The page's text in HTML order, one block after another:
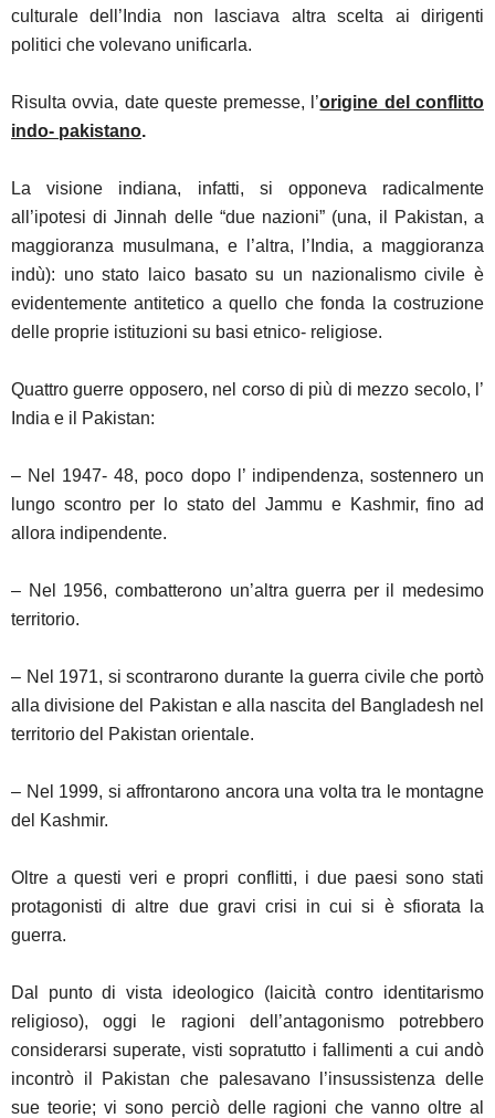
culturale dell’India non lasciava altra scelta ai dirigenti
politici che volevano unificarla.
Risulta ovvia, date queste premesse, l’origine del conflitto
indo- pakistano.
La visione indiana, infatti, si opponeva radicalmente
all’ipotesi di Jinnah delle “due nazioni” (una, il Pakistan, a
maggioranza musulmana, e l’altra, l’India, a maggioranza
indù): uno stato laico basato su un nazionalismo civile è
evidentemente antitetico a quello che fonda la costruzione
delle proprie istituzioni su basi etnico- religiose.
Quattro guerre opposero, nel corso di più di mezzo secolo, l’
India e il Pakistan:
– Nel 1947- 48, poco dopo l’ indipendenza, sostennero un
lungo scontro per lo stato del Jammu e Kashmir, fino ad
allora indipendente.
– Nel 1956, combatterono un’altra guerra per il medesimo
territorio.
– Nel 1971, si scontrarono durante la guerra civile che portò
alla divisione del Pakistan e alla nascita del Bangladesh nel
territorio del Pakistan orientale.
– Nel 1999, si affrontarono ancora una volta tra le montagne
del Kashmir.
Oltre a questi veri e propri conflitti, i due paesi sono stati
protagonisti di altre due gravi crisi in cui si è sfiorata la
guerra.
Dal punto di vista ideologico (laicità contro identitarismo
religioso), oggi le ragioni dell’antagonismo potrebbero
considerarsi superate, visti sopratutto i fallimenti a cui andò
incontrò il Pakistan che palesavano l’insussistenza delle
sue teorie; vi sono perciò delle ragioni che vanno oltre al